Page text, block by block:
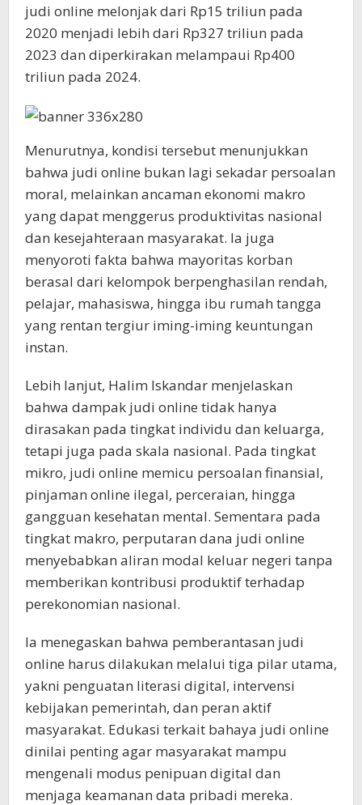
judi online melonjak dari Rp15 triliun pada
2020 menjadi lebih dari Rp327 triliun pada
2023 dan diperkirakan melampaui Rp400
triliun pada 2024.
Menurutnya, kondisi tersebut menunjukkan
bahwa judi online bukan lagi sekadar persoalan
moral, melainkan ancaman ekonomi makro
yang dapat menggerus produktivitas nasional
dan kesejahteraan masyarakat. Ia juga
menyoroti fakta bahwa mayoritas korban
berasal dari kelompok berpenghasilan rendah,
pelajar, mahasiswa, hingga ibu rumah tangga
yang rentan tergiur iming-iming keuntungan
instan.
Lebih lanjut, Halim Iskandar menjelaskan
bahwa dampak judi online tidak hanya
dirasakan pada tingkat individu dan keluarga,
tetapi juga pada skala nasional. Pada tingkat
mikro, judi online memicu persoalan finansial,
pinjaman online ilegal, perceraian, hingga
gangguan kesehatan mental. Sementara pada
tingkat makro, perputaran dana judi online
menyebabkan aliran modal keluar negeri tanpa
memberikan kontribusi produktif terhadap
perekonomian nasional.
Ia menegaskan bahwa pemberantasan judi
online harus dilakukan melalui tiga pilar utama,
yakni penguatan literasi digital, intervensi
kebijakan pemerintah, dan peran aktif
masyarakat. Edukasi terkait bahaya judi online
dinilai penting agar masyarakat mampu
mengenali modus penipuan digital dan
menjaga keamanan data pribadi mereka.